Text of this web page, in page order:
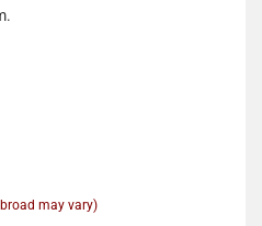
may vary)